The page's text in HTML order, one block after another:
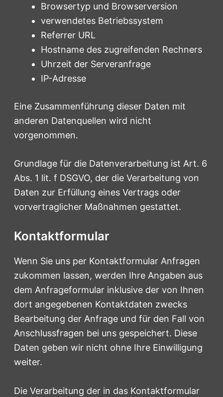
Browsertyp und Browserversion
verwendetes Betriebssystem
Referrer URL
Hostname des zugreifenden Rechners
Uhrzeit der Serveranfrage
IP-Adresse
Eine Zusammenführung dieser Daten mit
anderen Datenquellen wird nicht
vorgenommen.
Grundlage für die Datenverarbeitung ist Art. 6
Abs. 1 lit. f DSGVO, der die Verarbeitung von
Daten zur Erfüllung eines Vertrags oder
vorvertraglicher Maßnahmen gestattet.
Kontaktformular
Wenn Sie uns per Kontaktformular Anfragen
zukommen lassen, werden Ihre Angaben aus
dem Anfrageformular inklusive der von Ihnen
dort angegebenen Kontaktdaten zwecks
Bearbeitung der Anfrage und für den Fall von
Anschlussfragen bei uns gespeichert. Diese
Daten geben wir nicht ohne Ihre Einwilligung
weiter.
Die Verarbeitung der in das Kontaktformular